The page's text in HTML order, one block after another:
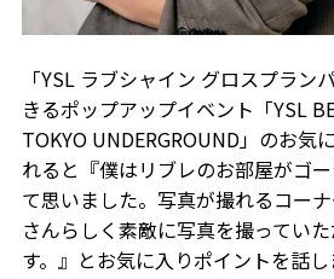
「YSL ラブシャイン グロスプラン
きるポップアップイベント「YSL
TOKYO UNDERGROUND」のお気
れると『僕はリブレのお部屋がゴ
て思いました。写真が撮れるコー
さんらしく素敵に写真を撮ってい
す。』とお気に入りポイントを話し